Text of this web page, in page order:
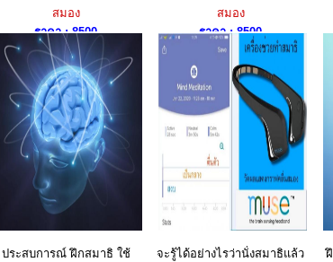
สมอง
ราคา : 8500
สมอง
ราคา : 8500
ประสบการณ์ ฝึกสมาธิ ใช้
จะรู้ได้อย่างไรว่านั่งสมาธิแล้ว